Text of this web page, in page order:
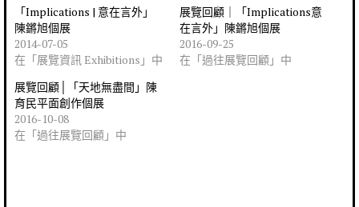
「Implications | 意在言外」
陳鏘旭個展
2014-07-05
在「展覽資訊 Exhibitions」中
展覽回顧｜「Implications意
在言外」陳鏘旭個展
2016-09-25
在「過往展覽回顧」中
展覽回顧│「天地無盡間」陳
育民平面創作個展
2016-10-08
在「過往展覽回顧」中